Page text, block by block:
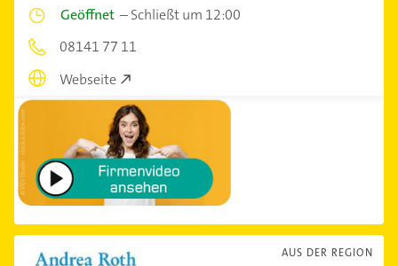
Geöffnet –Schließt um 12:00
08141 77 11
Webseite
AUS DER REGION